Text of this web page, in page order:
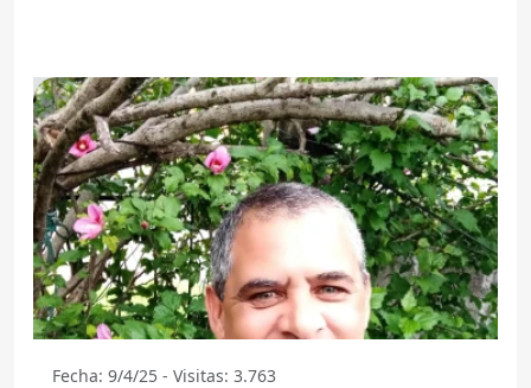
Fecha: 9/4/25 - Visitas: 3.763